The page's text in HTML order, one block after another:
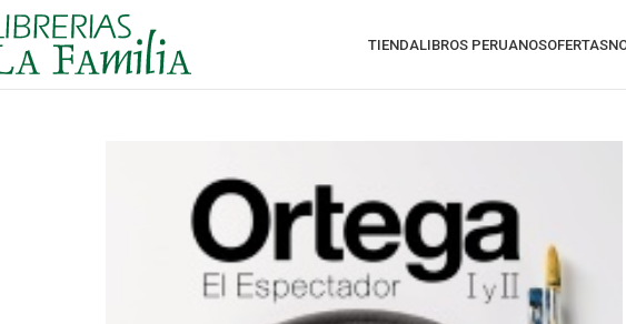
TIENDALIBROS PERUANOSOFERTAS